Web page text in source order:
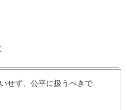
せず、公平に扱うべきで